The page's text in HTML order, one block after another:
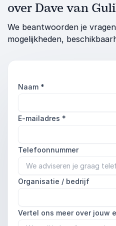
over Dave van
We beantwoorden je
mogelijkheden,
Naam *
E-mailadres *
Telefoonnummer
Organisatie / bedrijf
Vertel ons meer over jouw